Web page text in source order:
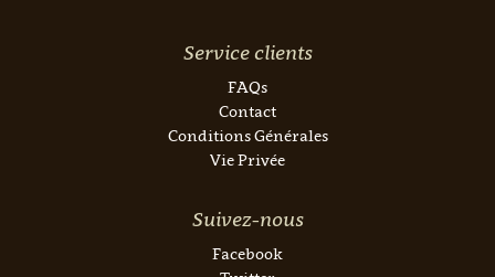
Service clients
FAQs
Contact
Conditions Générales
Vie Privée
Suivez-nous
Facebook